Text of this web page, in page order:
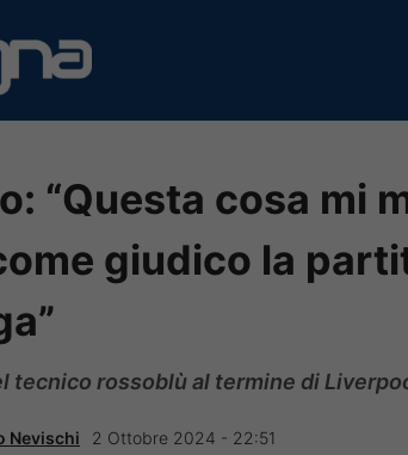
“Questa cosa mi
giudico la
tecnico rossoblù al termine di
Nevischi 2 Ottobre 2024 - 22:51